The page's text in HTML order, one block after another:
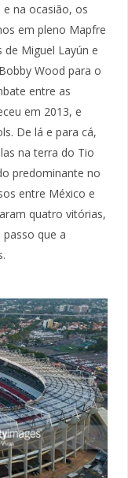
na ocasião, os
em pleno Mapfre
Miguel Layún e
Wood para o
entre as
em 2013, e
De lá e para cá,
na terra do Tio
predominante no
entre México e
quatro vitórias,
que a